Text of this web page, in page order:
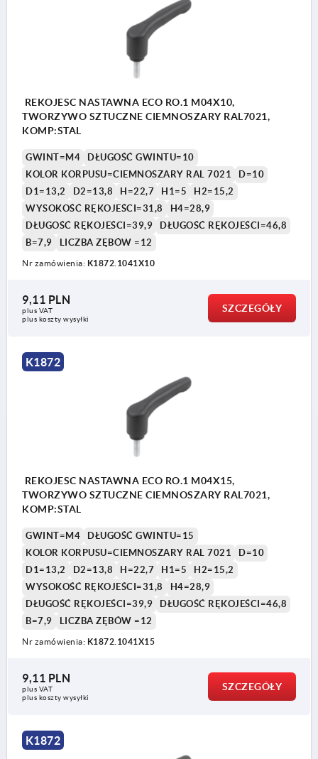
REKOJESC NASTAWNA ECO RO.1 M04X10,
TWORZYWO SZTUCZNE CIEMNOSZARY RAL7021,
KOMP:STAL
GWINT=M4
DŁUGOŚĆ GWINTU=10
KOLOR KORPUSU=CIEMNOSZARY RAL 7021
D=10
D1=13,2
D2=13,8 H=22,7 H1=5
H2=15,2
WYSOKOŚĆ RĘKOJEŚCI=31,8
H4=28,9
DŁUGOŚĆ RĘKOJEŚCI=39,9
DŁUGOŚĆ RĘKOJEŚCI=46,8
B=7,9
LICZBA ZĘBÓW =12
Nr zamówienia: K1872.1041X10
9,11 PLN
plus VAT
plus koszty wysyłki
SZCZEGÓŁY
K1872
REKOJESC NASTAWNA ECO RO.1 M04X15,
TWORZYWO SZTUCZNE CIEMNOSZARY RAL7021,
KOMP:STAL
GWINT=M4
DŁUGOŚĆ GWINTU=15
KOLOR KORPUSU=CIEMNOSZARY RAL 7021
D=10
D1=13,2
D2=13,8 H=22,7 H1=5
H2=15,2
WYSOKOŚĆ RĘKOJEŚCI=31,8
H4=28,9
DŁUGOŚĆ RĘKOJEŚCI=39,9
DŁUGOŚĆ RĘKOJEŚCI=46,8
B=7,9
LICZBA ZĘBÓW =12
Nr zamówienia: K1872.1041X15
9,11 PLN
plus VAT
plus koszty wysyłki
SZCZEGÓŁY
K1872